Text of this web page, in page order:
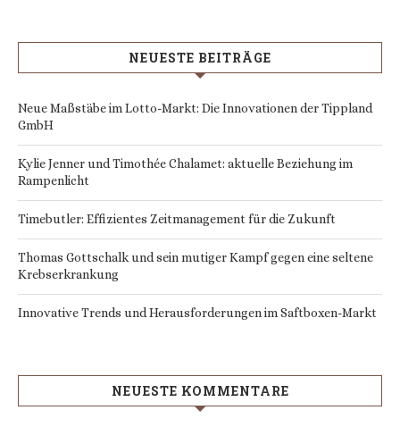
NEUESTE BEITRÄGE
Neue Maßstäbe im Lotto-Markt: Die Innovationen der Tippland
GmbH
Kylie Jenner und Timothée Chalamet: aktuelle Beziehung im
Rampenlicht
Timebutler: Effizientes Zeitmanagement für die Zukunft
Thomas Gottschalk und sein mutiger Kampf gegen eine seltene
Krebserkrankung
Innovative Trends und Herausforderungen im Saftboxen-Markt
NEUESTE KOMMENTARE